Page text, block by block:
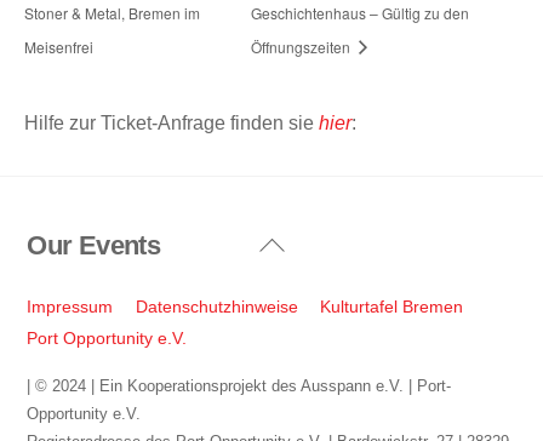
Stoner & Metal, Bremen im
Meisenfrei
Geschichtenhaus – Gültig zu den
Öffnungszeiten
Hilfe zur Ticket-Anfrage finden sie hier:
Back
Top
Our Events
Impressum Datenschutzhinweise
Kulturtafel Bremen
Port Opportunity e.V.
| © 2024 | Ein Kooperationsprojekt des Ausspann e.V. | Port-
Opportunity e.V.